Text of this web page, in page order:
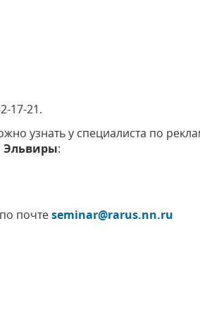
17-21.
узнать у специалиста по
Эльвиры:
почтеseminar@rarus.nn.ru